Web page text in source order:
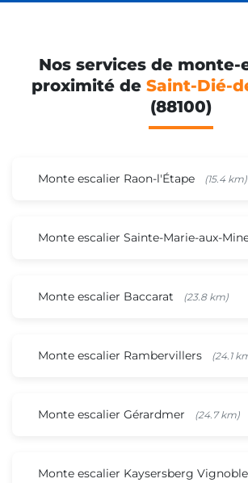
Nos services de monte-
proximité de Saint-Dié-
(88100)
Monte escalier Raon-l'Étape (15.4 km)
Monte escalier Sainte-Marie-aux-
Monte escalier Baccarat (23.8 km)
Monte escalier Rambervillers (24.1
Monte escalier Gérardmer (24.7 km)
Monte escalier Kaysersberg Vignoble